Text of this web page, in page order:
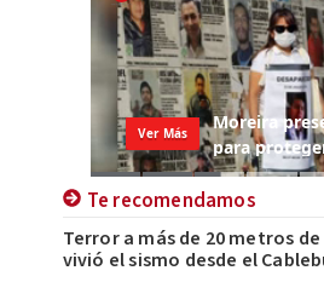
Te recomendamos
Terror a más de 20 metros
vivió el sismo desde el